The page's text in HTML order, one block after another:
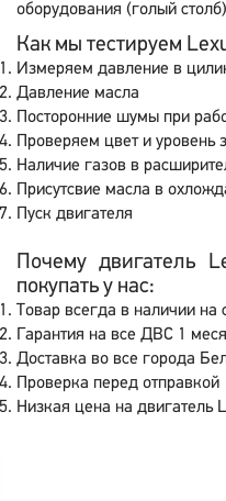
оборудования (голый
Как мы тестируем
Измеряем давление в
Давление масла
Посторонние шумы при
Проверяем цвет и
Наличие газов в
Присутсвие масла в
Пуск двигателя
Почему двигатель
покупать у нас:
Товар всегда в наличии на
Гарантия на все ДВС 1
Доставка во все города
Проверка перед отправкой
Низкая цена на двигатель